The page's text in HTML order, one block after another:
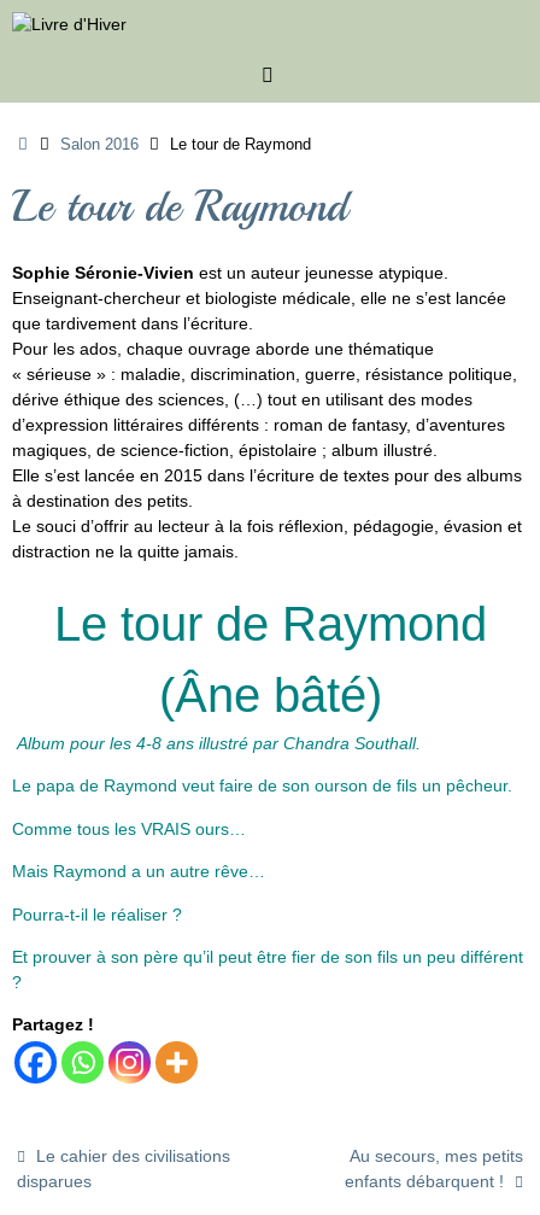
Passer
au
AccueilSalon 2016 Le tour de Raymond
Le tour de Raymond
Sophie Séronie-Vivien est un auteur jeunesse atypique.
Enseignant-chercheur et biologiste médicale, elle ne s’est lancée
que tardivement dans l’écriture.
Pour les ados, chaque ouvrage aborde une thématique
« sérieuse » : maladie, discrimination, guerre, résistance politique,
dérive éthique des sciences, (…) tout en utilisant des modes
d’expression littéraires différents : roman de fantasy, d’aventures
magiques, de science-fiction, épistolaire ; album illustré.
Elle s’est lancée en 2015 dans l’écriture de textes pour des albums
à destination des petits.
Le souci d’offrir au lecteur à la fois réflexion, pédagogie, évasion et
distraction ne la quitte jamais.
Le tour de Raymond
(Âne bâté)
Album pour les 4-8 ans illustré par Chandra Southall.
Le papa de Raymond veut faire de son ourson de fils un pêcheur.
Comme tous les VRAIS ours…
Mais Raymond a un autre rêve…
Pourra-t-il le réaliser ?
Et prouver à son père qu’il peut être fier de son fils un peu différent
?
Partagez !
Le cahier des civilisations
disparues
Au secours, mes petits
enfants débarquent !